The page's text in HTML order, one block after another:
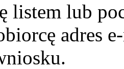
listem lub
adres